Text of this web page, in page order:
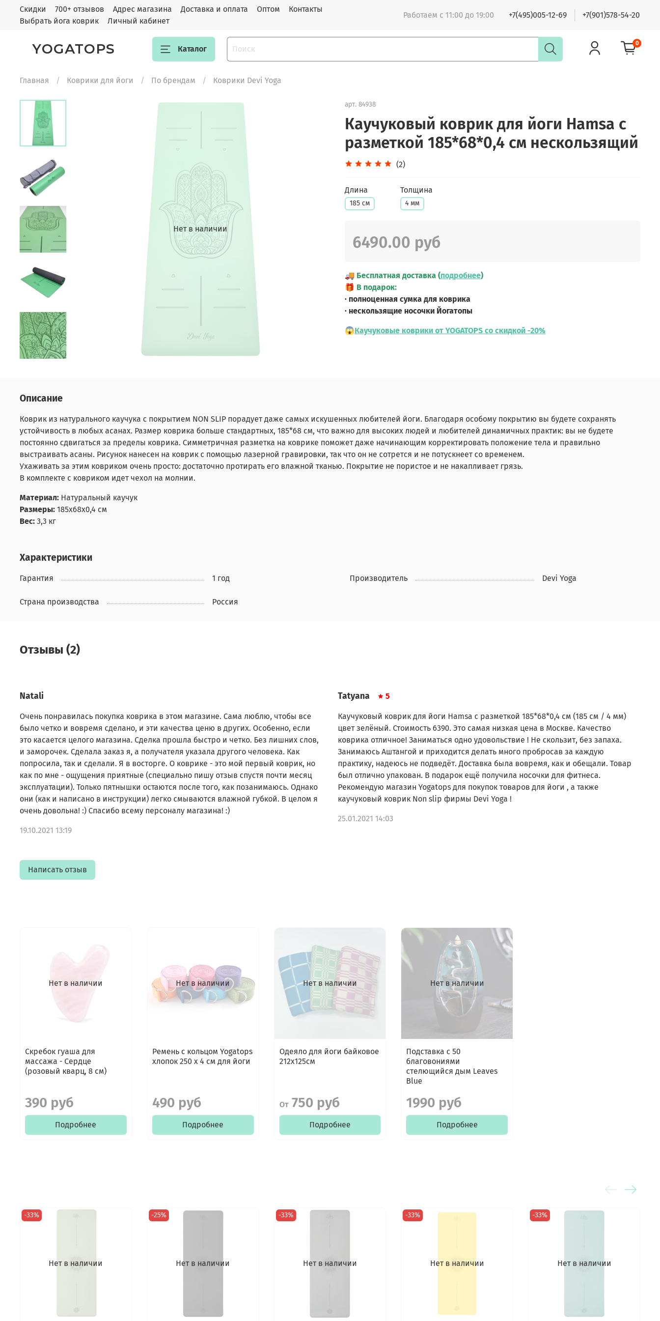
Скидки 700+ отзывов Адрес магазина Доставка и оплата Оптом
Контакты
Выбрать йога коврик
Личный кабинет
Работаем с 11:00 до 19:00 +7(495)005-12-69 +7(901)578-54-20
YOGATOPS Каталог
0
Главная Коврики для йоги По брендам Коврики Devi Yoga
Нет в наличии
арт. 84938
Каучуковый коврик для йоги Hamsa с
разметкой 185*68*0,4 см нескользящий
(2)
Длина
185 см
Толщина
4 мм
6490.00 руб
🚚 Бесплатная доставка (подробнее)
🎁 В подарок:
· полноценная сумка для коврика
· нескользящие носочки Йогатопы
😱Каучуковые коврики от YOGATOPS со скидкой -20%
Описание
Коврик из натурального каучука с покрытием NON SLIP порадует даже самых искушенных любителей йоги. Благодаря особому покрытию вы будете сохранять
устойчивость в любых асанах. Размер коврика больше стандартных, 185*68 см, что важно для высоких людей и любителей динамичных практик: вы не будете
постоянно сдвигаться за пределы коврика. Симметричная разметка на коврике поможет даже начинающим корректировать положение тела и правильно
выстраивать асаны. Рисунок нанесен на коврик с помощью лазерной гравировки, так что он не сотрется и не потускнеет со временем.
Ухаживать за этим ковриком очень просто: достаточно протирать его влажной тканью. Покрытие не пористое и не накапливает грязь.
В комплекте с ковриком идет чехол на молнии.
Материал: Натуральный каучук
Размеры: 185x68x0,4 см
Вес: 3,3 кг
Характеристики
Гарантия 1 год Производитель Devi Yoga
Страна производства Россия
Отзывы (2)
Natali
Очень понравилась покупка коврика в этом магазине. Сама люблю, чтобы все
было четко и вовремя сделано, и эти качества ценю в других. Особенно, если
это касается целого магазина. Сделка прошла быстро и четко. Без лишних слов,
и заморочек. Сделала заказ я, а получателя указала другого человека. Как
попросила, так и сделали. Я в восторге. О коврике - это мой первый коврик, но
как по мне - ощущения приятные (специально пишу отзыв спустя почти месяц
эксплуатации). Только пятнышки остаются после того, как позанимаюсь. Однако
они (как и написано в инструкции) легко смываются влажной губкой. В целом я
очень довольна! :) Спасибо всему персоналу магазина! :)
19.10.2021 13:19
Tatyana 5
Каучуковый коврик для йоги Hamsa с разметкой 185*68*0,4 см (185 см / 4 мм)
цвет зелёный. Стоимость 6390. Это самая низкая цена в Москве. Качество
коврика отличное! Заниматься одно удовольствие ! Не скользит, без запаха.
Занимаюсь Аштангой и приходится делать много пробросав за каждую
практику, надеюсь не подведёт. Доставка была вовремя, как и обещали. Товар
был отлично упакован. В подарок ещё получила носочки для фитнеса.
Рекомендую магазин Yogatops для покупок товаров для йоги , а также
каучуковый коврик Non slip фирмы Devi Yoga !
25.01.2021 14:03
Написать отзыв
Нет в наличии
Скребок гуаша для
массажа - Сердце
(розовый кварц, 8 см)
390 руб
Подробнее
Нет в наличии
Ремень с кольцом Yogatops
хлопок 250 х 4 см для йоги
490 руб
Подробнее
Нет в наличии
Одеяло для йоги байковое
212х125см
От 750 руб
Подробнее
Нет в наличии
Подставка с 50
благовониями
стелющийся дым Leaves
Blue
1990 руб
Подробнее
Нет в наличии
-33%
Нет в наличии
-25%
Нет в наличии
-33%
Нет в наличии
-33%
Нет в наличии
-33%